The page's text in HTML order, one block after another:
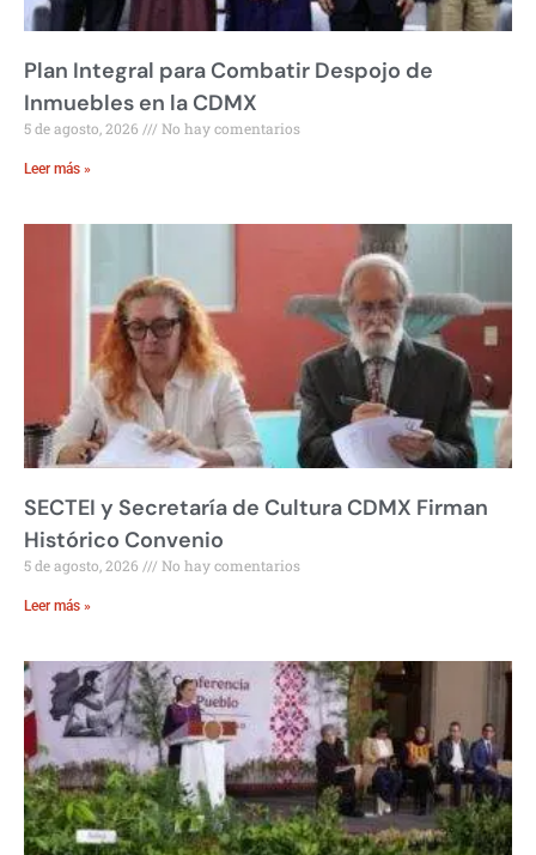
Plan Integral para Combatir Despojo de
Inmuebles en la CDMX
5 de agosto, 2026 No hay comentarios
Leer más »
SECTEI y Secretaría de Cultura CDMX Firman
Histórico Convenio
5 de agosto, 2026 No hay comentarios
Leer más »